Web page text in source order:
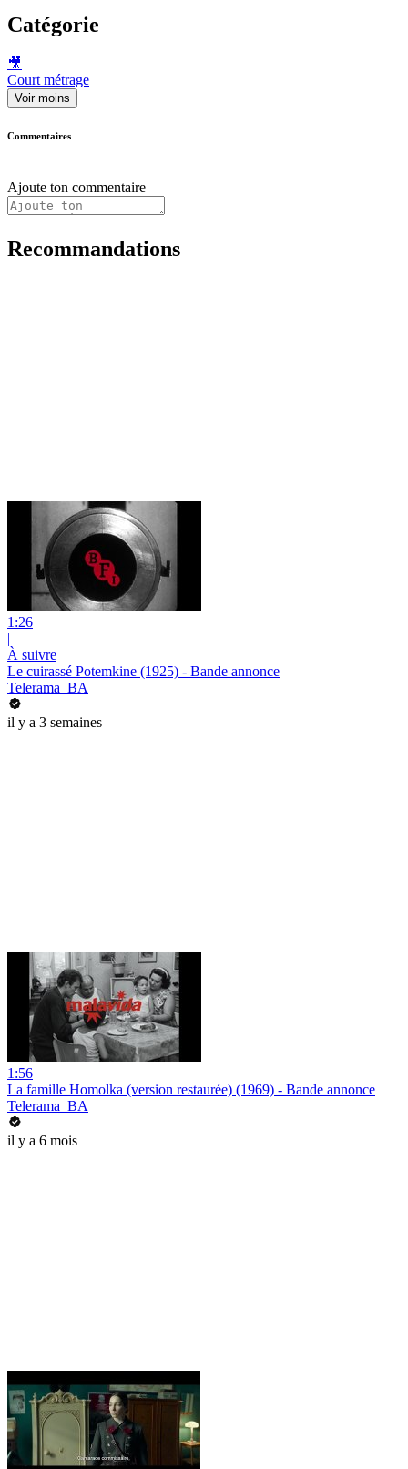
Catégorie
🎥
Court métrage
Voir moins
Commentaires
Ajoute ton commentaire
Recommandations
1:26
|
À suivre
Le cuirassé Potemkine (1925) - Bande annonce
Telerama_BA
il y a 3 semaines
1:56
La famille Homolka (version restaurée) (1969) - Bande annonce
Telerama_BA
il y a 6 mois